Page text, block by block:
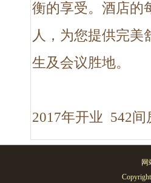
衡的享受。酒店的
人，为您提供完美
生及会议胜地。
2017年开业 542间
网